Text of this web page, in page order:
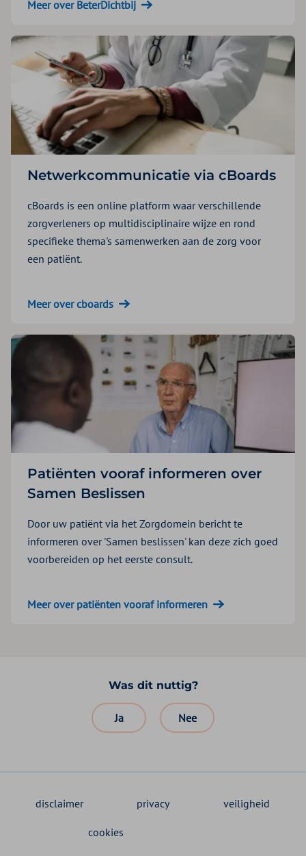
Meer over BeterDichtbij
Netwerkcommunicatie via cBoards
cBoards is een online platform waar verschillende
zorgverleners op multidisciplinaire wijze en rond
specifieke thema's samenwerken aan de zorg voor
een patiënt.
Meer over cboards
Patiënten vooraf informeren over
Samen Beslissen
Door uw patiënt via het Zorgdomein bericht te
informeren over 'Samen beslissen' kan deze zich goed
voorbereiden op het eerste consult.
Meer over patiënten vooraf informeren
Was dit nuttig?
Ja Nee
disclaimer privacy veiligheid
cookies